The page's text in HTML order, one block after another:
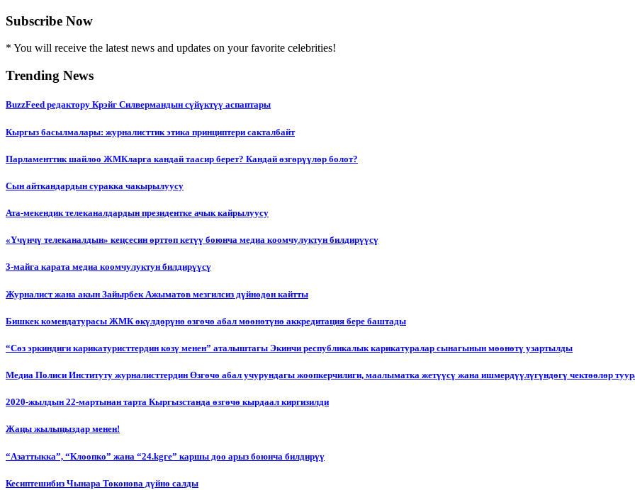
Subscribe Now
* You will receive the latest news and updates on your favorite celebrities!
Trending News
BuzzFeed редактору Крэйг Силвермандын сүйүктүү аспаптары
Кыргыз басылмалары: журналисттик этика принциптери сакталбайт
Парламенттик шайлоо ЖМКларга кандай таасир берет? Кандай өзгөрүүлөр болот?
Сын айткандардын суракка чакырылуусу
Ата-мекендик телеканалдардын президентке ачык кайрылуусу
«Үчүнчү телеканалдын» кеңсесин өрттөп кетүү боюнча медиа коомчулуктун билдирүүсү
3-майга карата медиа коомчулуктун билдирүүсү
Журналист жана акын Зайырбек Ажыматов мезгилсиз дүйнөдөн кайтты
Бишкек комендатурасы ЖМК өкүлдөрүнө өзгөчө абал мөөнөтүнө аккредитация бере баштады
“Сөз эркиндиги карикатуристтердин көзү менен” аталыштагы Экинчи республикалык карикатуралар сынагынын мөөнөтү узартылды
Медиа Полиси Институту журналисттердин Өзгөчө абал учурундагы жоопкерчилиги, маалыматка жетүүсү жана ишмердүүлүгүндөгү чектөөлөр
2020-жылдын 22-мартынан тарта Кыргызстанда өзгөчө кырдаал киргизилди
Жаңы жылыңыздар менен!
“Азаттыкка”, “Клоопко” жана “24.kgге” каршы доо арыз боюнча билдирүү
Кесиптешибиз Чынара Токонова дүйнө салды